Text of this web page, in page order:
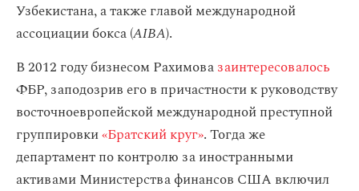
Узбекистана, а также главой международной
ассоциации бокса (AIBA).
В 2012 году бизнесом Рахимовазаинтересовалось
ФБР, заподозрив его в причастности к руководству
восточноевропейской международной преступной
группировки«Братский круг». Тогда же
департамент по контролю за иностранными
активами Министерства финансов США включил